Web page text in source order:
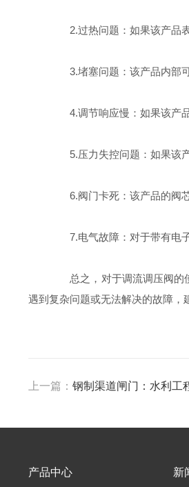
2.过热问题：如果该产品表
3.堵塞问题：该产品内部可
4.调节响应慢：如果该产品
5.压力失控问题：如果该产
6.阀门卡死：该产品的阀芯
7.电气故障：对于带有电子
总之，对于调流调压阀的使
遇到复杂问题或无法解决的故障
上一篇： 钢制渠道闸门：水利工
产品中心 新